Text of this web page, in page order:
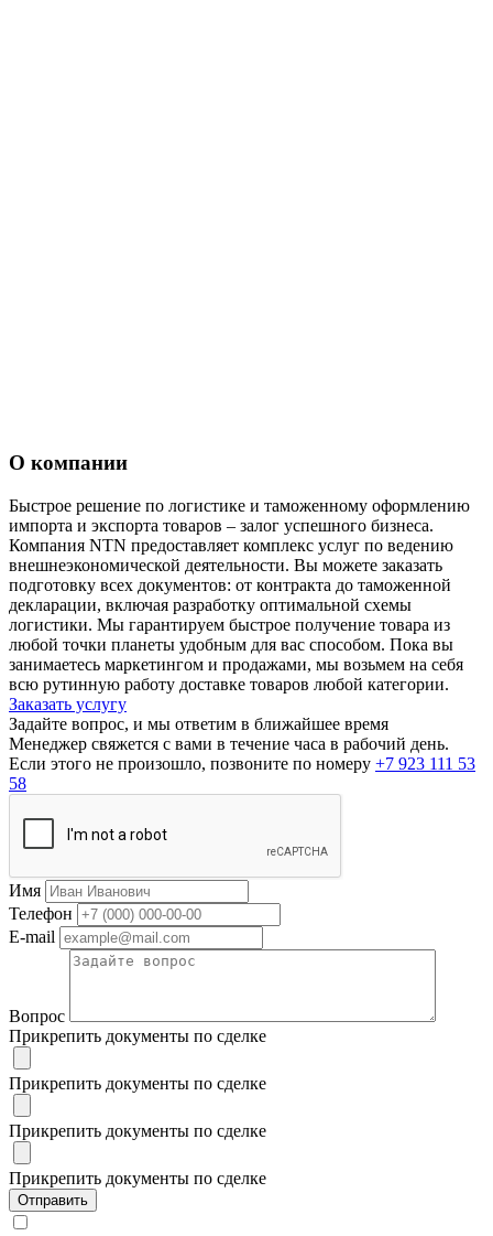
О компании
Быстрое решение по логистике и таможенному оформлению
импорта и экспорта товаров – залог успешного бизнеса.
Компания NTN предоставляет комплекс услуг по ведению
внешнеэкономической деятельности. Вы можете заказать
подготовку всех документов: от контракта до таможенной
декларации, включая разработку оптимальной схемы
логистики. Мы гарантируем быстрое получение товара из
любой точки планеты удобным для вас способом. Пока вы
занимаетесь маркетингом и продажами, мы возьмем на себя
всю рутинную работу доставке товаров любой категории.
Заказать услугу
Задайте вопрос, и мы ответим в ближайшее время
Менеджер свяжется с вами в течение часа в рабочий день.
Если этого не произошло, позвоните по номеру +7 923 111 53
58
Имя
Телефон
E-mail
Вопрос
Прикрепить документы по сделке
Прикрепить документы по сделке
Прикрепить документы по сделке
Прикрепить документы по сделке